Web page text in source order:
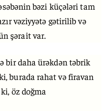
bəzi küçələri tam
vəziyyətə gətirilib və
şərait var.
bir daha ürəkdən təbrik
burada rahat və firavan
öz doğma